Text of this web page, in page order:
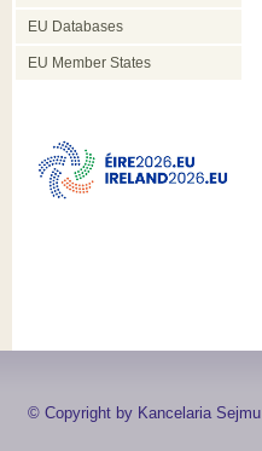
EU Databases
EU Member States
© Copyright by Kancelaria Sejmu